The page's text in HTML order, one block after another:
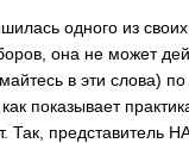
одного из
она не может
в эти слова)
показывает
представитель